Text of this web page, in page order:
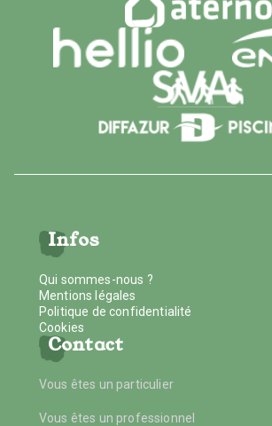
Infos
Qui sommes-nous ?
Mentions légales
Politique de confidentialité
Cookies
Contact
Vous êtes un particulier
Vous êtes un professionnel